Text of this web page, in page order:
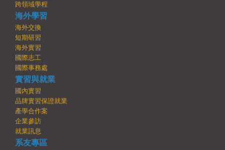
跨領域學程
海外學習
海外交換
短期研習
海外實習
國際志工
國際事務處
實習與就業
國內實習
品牌實習保證就業
產學合作案
企業參訪
就業訊息
系友專區